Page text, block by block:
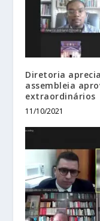
Diretoria
assembleia
extraordinários
11/10/2021